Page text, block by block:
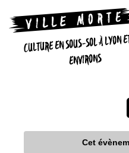
CULTURE EN SOUS-SOL À LYON
ENVIRONS
Cet